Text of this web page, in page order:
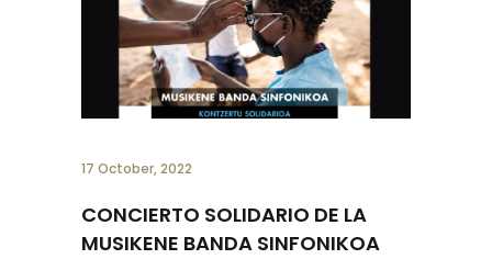
17 October, 2022
CONCIERTO SOLIDARIO DE LA
MUSIKENE BANDA SINFONIKOA